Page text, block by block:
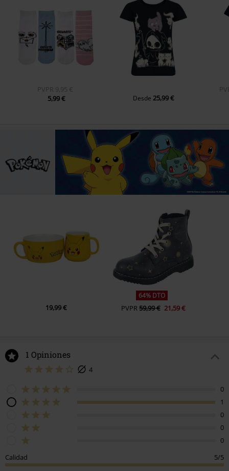
PVPR 9,95 €
5,99 €
Desde 25,99 €
19,99 €
64% DTO
PVPR59,99 € 21,59 €
1 Opiniones
4
0
1
0
0
0
Calidad
5/5